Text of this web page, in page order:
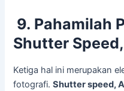
9. Pahamilah
Shutter
Ketiga hal ini merupakan
fotografi.Shutter speed,